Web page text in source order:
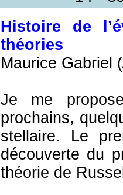
Histoire de
théories
Maurice Gabriel (
Je me
prochains,
stellaire. Le
découverte du
théorie de